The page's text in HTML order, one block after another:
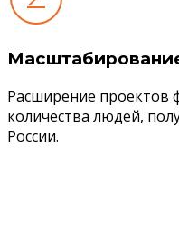
Расширение проектов
количества людей,
России.